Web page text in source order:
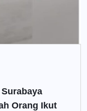
Orang Ikut